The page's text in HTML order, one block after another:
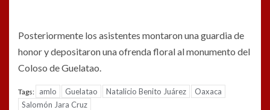
Posteriormente los asistentes montaron una guardia de
honor y depositaron una ofrenda floral al monumento del
Coloso de Guelatao.
Tags: amlo Guelatao Natalicio Benito Juárez
Oaxaca
Salomón Jara Cruz